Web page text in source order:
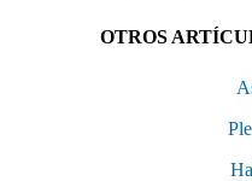
OTROS